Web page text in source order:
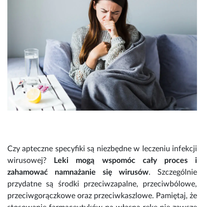
Czy apteczne specyfiki są niezbędne w leczeniu infekcji
wirusowej?
Leki mogą wspomóc cały proces i
zahamować namnażanie się wirusów. Szczególnie
przydatne są środki przeciwzapalne, przeciwbólowe,
przeciwgorączkowe oraz przeciwkaszlowe. Pamiętaj, że